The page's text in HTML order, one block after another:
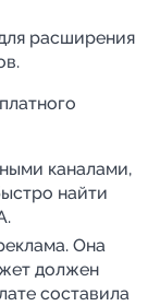
расширения
каналами,
найти
Она
должен
составила